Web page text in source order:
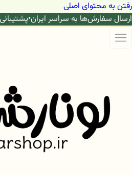
رفتن به محتوای اصلی
ارسال سفارش‌ها به سراسر ایران•